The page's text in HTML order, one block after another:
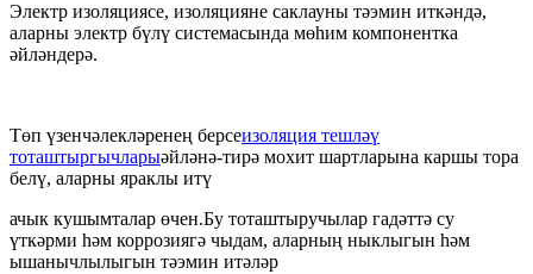
Электр изоляциясе, изоляцияне саклауны тәэмин иткәндә,
аларны электр бүлү системасында мөһим компонентка
әйләндерә.
Төп үзенчәлекләренең берсеизоляция тешләү
тоташтыргычларыәйләнә-тирә мохит шартларына каршы тора
белү, аларны яраклы итү
ачык кушымталар өчен.Бу тоташтыручылар гадәттә су
үткәрми һәм коррозиягә чыдам, аларның ныклыгын һәм
ышанычлылыгын тәэмин итәләр